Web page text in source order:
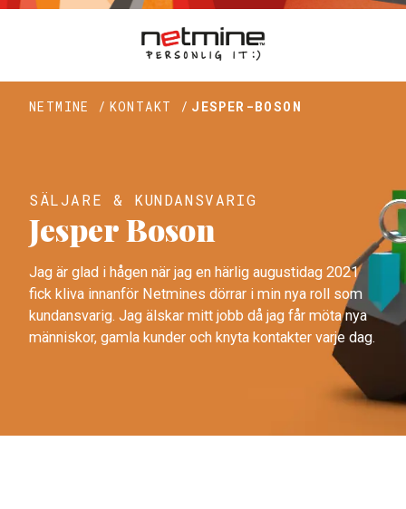
NETMINE / KONTAKT / JESPER-BOSON
SÄLJARE & KUNDANSVARIG
Jesper Boson
Jag är glad i hågen när jag en härlig augustidag 2021
fick kliva innanför Netmines dörrar i min nya roll som
kundansvarig. Jag älskar mitt jobb då jag får möta nya
människor, gamla kunder och knyta kontakter varje dag.